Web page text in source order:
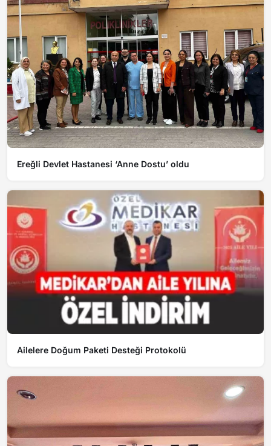
Ereğli Devlet Hastanesi ‘Anne Dostu’ oldu
Ailelere Doğum Paketi Desteği Protokolü